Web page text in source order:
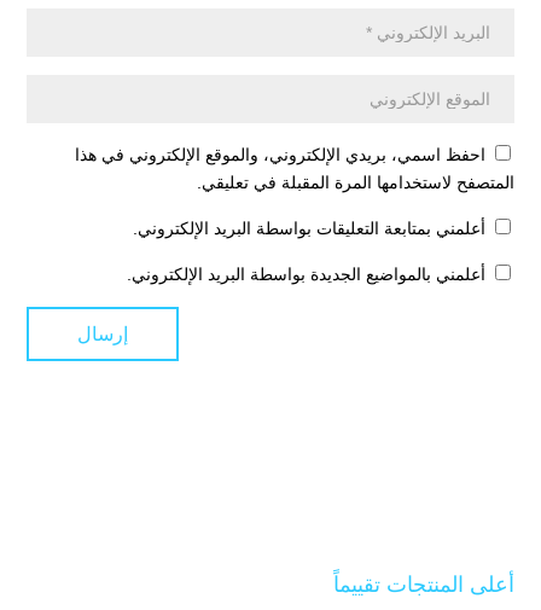
احفظ اسمي، بريدي الإلكتروني، والموقع الإلكتروني في هذا
المتصفح لاستخدامها المرة المقبلة في تعليقي.
أعلمني بمتابعة التعليقات بواسطة البريد الإلكتروني.
أعلمني بالمواضيع الجديدة بواسطة البريد الإلكتروني.
أعلى المنتجات تقييماً